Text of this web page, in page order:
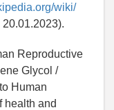
wiki/
Reproductive
Glycol /
Human
health and